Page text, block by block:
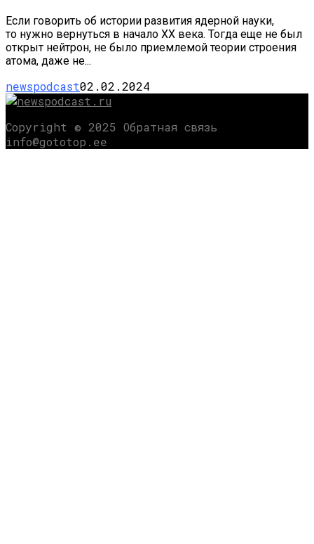
Если говорить об истории развития ядерной науки,
то нужно вернуться в начало XX века. Тогда еще не был
открыт нейтрон, не было приемлемой теории строения
атома, даже не...
newspodcast02.02.2024
Copyright © 2025 Обратная связь
info@gototop.ee